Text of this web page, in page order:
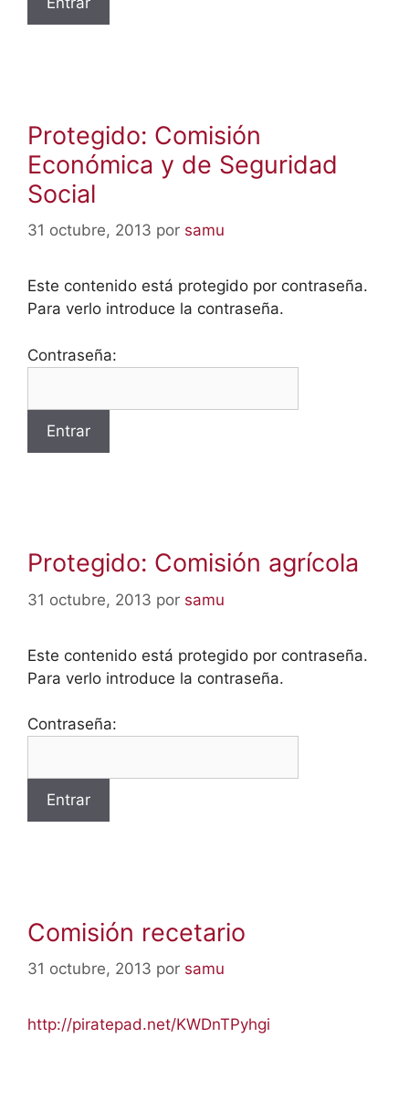
Protegido: Comisión
Económica y de Seguridad
Social
31 octubre, 2013 por samu
Este contenido está protegido por contraseña.
Para verlo introduce la contraseña.
Contraseña:
Protegido: Comisión agrícola
31 octubre, 2013 por samu
Este contenido está protegido por contraseña.
Para verlo introduce la contraseña.
Contraseña:
Comisión recetario
31 octubre, 2013 por samu
http://piratepad.net/KWDnTPyhgi